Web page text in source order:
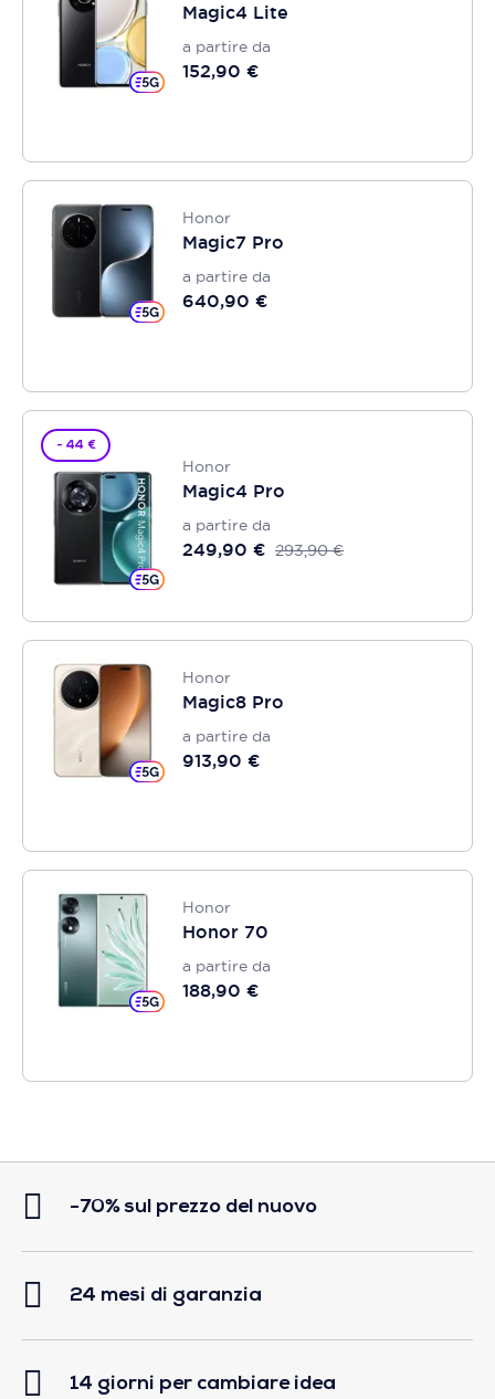
Magic4 Lite
a partire da
152,90 €
Honor
Magic7 Pro
a partire da
640,90 €
- 44 €
Honor
Magic4 Pro
a partire da
249,90 € 293,90 €
Honor
Magic8 Pro
a partire da
913,90 €
Honor
Honor 70
a partire da
188,90 €
-70% sul prezzo del nuovo
24 mesi di garanzia
14 giorni per cambiare idea